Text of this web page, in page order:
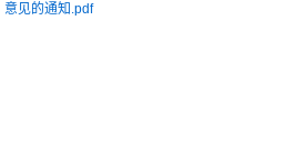
意见的通知.pdf